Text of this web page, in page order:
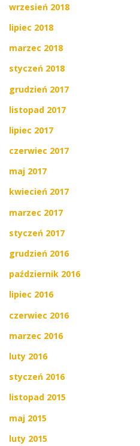
wrzesień 2018
lipiec 2018
marzec 2018
styczeń 2018
grudzień 2017
listopad 2017
lipiec 2017
czerwiec 2017
maj 2017
kwiecień 2017
marzec 2017
styczeń 2017
grudzień 2016
październik 2016
lipiec 2016
czerwiec 2016
marzec 2016
luty 2016
styczeń 2016
listopad 2015
maj 2015
luty 2015